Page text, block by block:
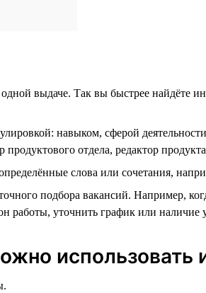
выдаче. Так вы быстрее найдёте
навыком, сферой
отдела, редактор
слова или сочетания,
подбора вакансий. Например,
работы, уточнить график или наличие
использовать